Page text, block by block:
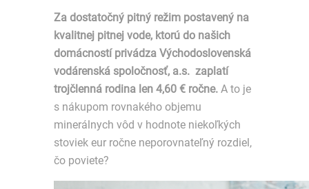
Za dostatočný pitný režim postavený na
kvalitnej pitnej vode, ktorú do našich
domácností privádza Východoslovenská
vodárenská spoločnosť, a.s. zaplatí
trojčlenná rodina len 4,60 € ročne. A to je
s nákupom rovnakého objemu
minerálnych vôd v hodnote niekoľkých
stoviek eur ročne neporovnateľný rozdiel,
čo poviete?